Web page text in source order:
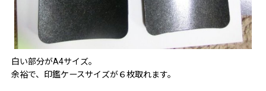
白い部分がA4サイズ。
余裕で、印鑑ケースサイズが６枚取れます。